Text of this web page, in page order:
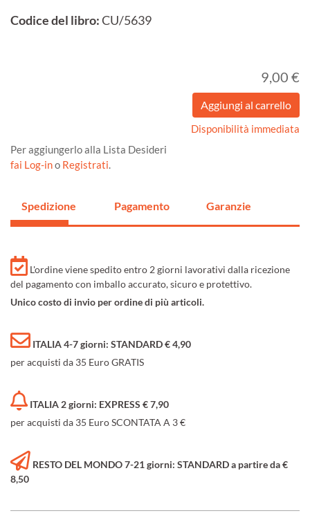
Codice del libro:CU/5639
9,00 €
Disponibilità immediata
Per aggiungerlo alla Lista Desideri
fai Log-ino Registrati.
Spedizione Pagamento Garanzie
L'ordine viene spedito entro 2 giorni lavorativi dalla ricezione
del pagamento con imballo accurato, sicuro e protettivo.
Unico costo di invio per ordine di più articoli.
ITALIA 4-7 giorni: STANDARD € 4,90
per acquisti da 35 Euro GRATIS
ITALIA 2 giorni: EXPRESS € 7,90
per acquisti da 35 Euro SCONTATA A 3 €
RESTO DEL MONDO 7-21 giorni: STANDARD a partire da €
8,50